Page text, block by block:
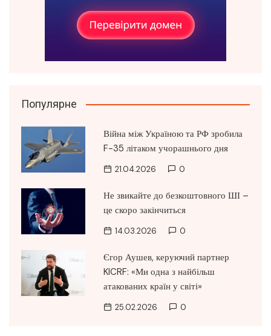
Популярне
Війна між Україною та РФ зробила
F-35 літаком учорашнього дня
21.04.2026 0
Не звикайте до безкоштовного ШІ –
це скоро закінчиться
14.03.2026 0
Єгор Аушев, керуючий партнер
KICRF: «Ми одна з найбільш
атакованих країн у світі»
25.02.2026 0